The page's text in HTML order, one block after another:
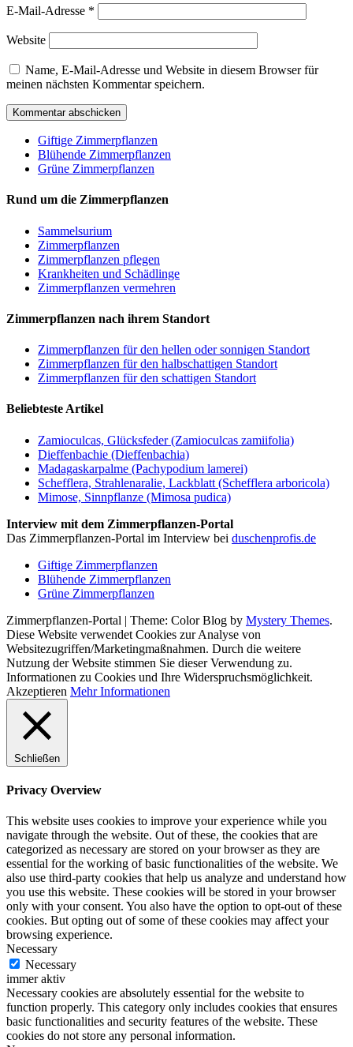
E-Mail-Adresse *
Website
Name, E-Mail-Adresse und Website in diesem Browser für
meinen nächsten Kommentar speichern.
Giftige Zimmerpflanzen
Blühende Zimmerpflanzen
Grüne Zimmerpflanzen
Rund um die Zimmerpflanzen
Sam­mel­su­ri­um
Zimmerpflanzen
Zimmerpflanzen pflegen
Krankheiten und Schädlinge
Zimmerpflanzen vermehren
Zimmerpflanzen nach ihrem Standort
Zimmerpflanzen für den hellen oder sonnigen Standort
Zimmerpflanzen für den halbschattigen Standort
Zimmerpflanzen für den schattigen Standort
Beliebteste Artikel
Zamioculcas, Glücksfeder (Zamioculcas zamiifolia)
Dieffenbachie (Dieffenbachia)
Madagaskarpalme (Pachypodium lamerei)
Schefflera, Strahlenaralie, Lackblatt (Schefflera arboricola)
Mimose, Sinnpflanze (Mimosa pudica)
Interview mit dem Zimmerpflanzen-Portal
Das Zimmerpflanzen-Portal im Interview bei duschenprofis.de
Giftige Zimmerpflanzen
Blühende Zimmerpflanzen
Grüne Zimmerpflanzen
Zimmerpflanzen-Portal | Theme: Color Blog by Mystery Themes.
Diese Website verwendet Cookies zur Analyse von
Websitezugriffen/Marketingmaßnahmen. Durch die weitere
Nutzung der Website stimmen Sie dieser Verwendung zu.
Informationen zu Cookies und Ihre Widerspruchsmöglichkeit.
Akzeptieren Mehr Informationen
Schließen
Privacy Overview
This website uses cookies to improve your experience while you
navigate through the website. Out of these, the cookies that are
categorized as necessary are stored on your browser as they are
essential for the working of basic functionalities of the website. We
also use third-party cookies that help us analyze and understand how
you use this website. These cookies will be stored in your browser
only with your consent. You also have the option to opt-out of these
cookies. But opting out of some of these cookies may affect your
browsing experience.
Necessary
Necessary
immer aktiv
Necessary cookies are absolutely essential for the website to
function properly. This category only includes cookies that ensures
basic functionalities and security features of the website. These
cookies do not store any personal information.